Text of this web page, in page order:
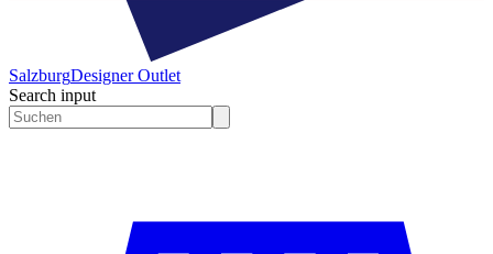
SalzburgDesigner Outlet
Search input